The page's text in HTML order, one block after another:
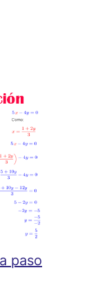
paso